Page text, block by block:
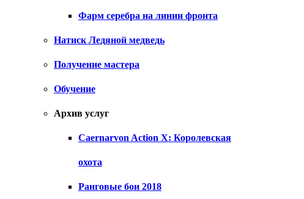
Фарм серебра на линии фронта
Натиск Ледяной медведь
Получение мастера
Обучение
Архив услуг
Caernarvon Action X: Королевская
охота
Ранговые бои 2018